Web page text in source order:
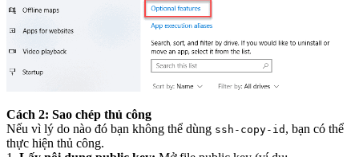
Cách 2: Sao chép thủ công
Nếu vì lý do nào đó bạn không thể dùng ssh-copy-id , bạn có thể
thực hiện thủ công.